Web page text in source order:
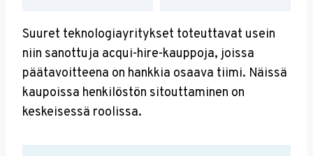
Suuret teknologiayritykset toteuttavat usein
niin sanottuja acqui-hire-kauppoja, joissa
päätavoitteena on hankkia osaava tiimi. Näissä
kaupoissa henkilöstön sitouttaminen on
keskeisessä roolissa.